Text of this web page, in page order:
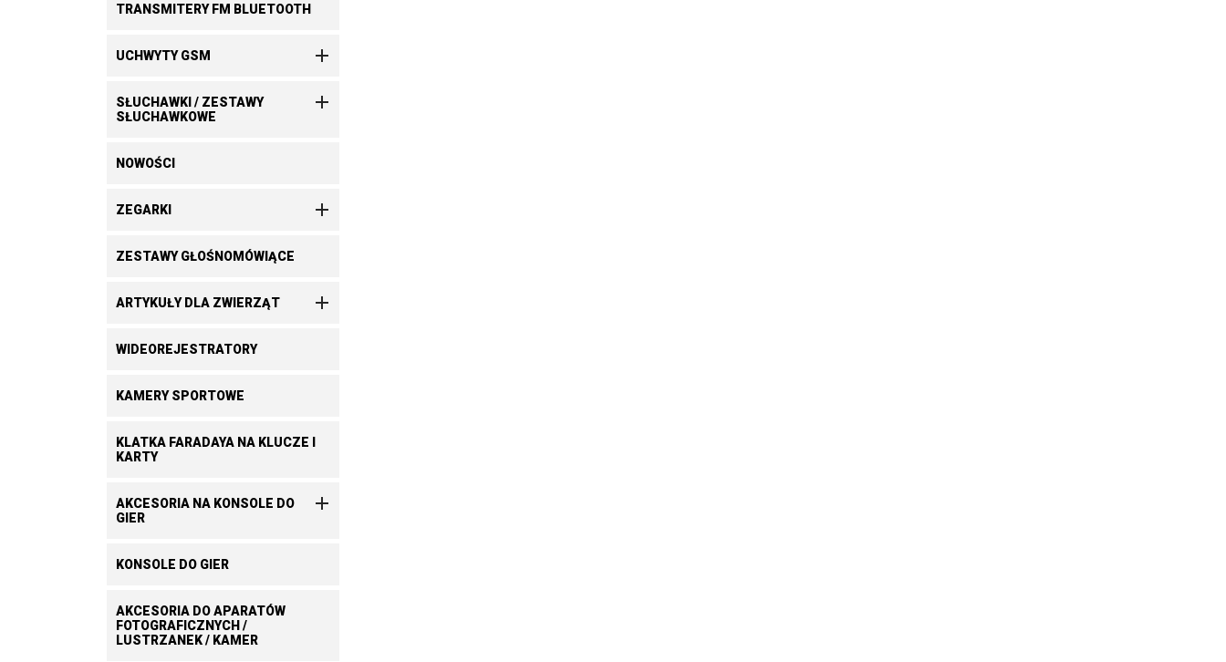
TRANSMITERY FM BLUETOOTH
UCHWYTY GSM 
SŁUCHAWKI / ZESTAWY
SŁUCHAWKOWE

NOWOŚCI
ZEGARKI 
ZESTAWY GŁOŚNOMÓWIĄCE
ARTYKUŁY DLA ZWIERZĄT 
WIDEOREJESTRATORY
KAMERY SPORTOWE
KLATKA FARADAYA NA KLUCZE I
KARTY
AKCESORIA NA KONSOLE DO
GIER

KONSOLE DO GIER
AKCESORIA DO APARATÓW
FOTOGRAFICZNYCH /
LUSTRZANEK / KAMER